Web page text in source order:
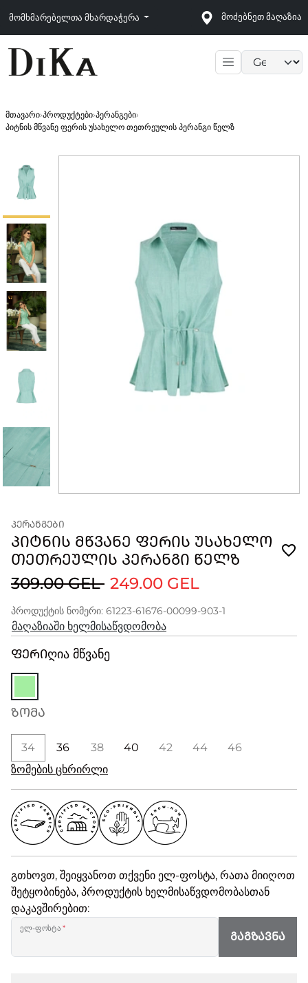
მომხმარებელთა მხარდაჭერა მოძებნეთ მაღაზია
მთავარი›პროდუქტები›პერანგები›
პიტნის მწვანე ფერის უსახელო თეთრეულის პერანგი წელზ
ᲞᲔᲠᲐᲜᲒᲔᲑᲘ
ᲞᲘᲢᲜᲘᲡ ᲛᲬᲕᲐᲜᲔ ᲤᲔᲠᲘᲡ ᲣᲡᲐᲮᲔᲚᲝ
ᲗᲔᲗᲠᲔᲣᲚᲘᲡ ᲞᲔᲠᲐᲜᲒᲘ ᲬᲔᲚᲖ
309.00 GEL 249.00 GEL
პროდუქტის ნომერი: 61223-61676-00099-903-1
მაღაზიაში ხელმისაწვდომობა
ᲤᲔᲠᲘღია მწვანე
ᲖᲝᲛᲐ
34 36 38 40 42 44
46
ზომების ცხრირლი
გთხოვთ, შეიყვანოთ თქვენი ელ-ფოსტა, რათა მიიღოთ
შეტყობინება, პროდუქტის ხელმისაწვდომობასთან
დაკავშირებით:
ელ-ფოსტა*
ᲒᲐᲒᲖᲐᲕᲜᲐ